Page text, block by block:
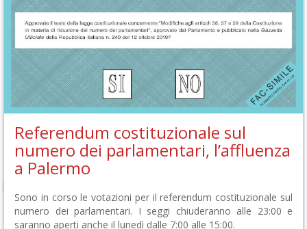
Referendum costituzionale sul
numero dei parlamentari, l’affluenza
a Palermo
Sono in corso le votazioni per il referendum costituzionale sul
numero dei parlamentari. I seggi chiuderanno alle 23:00 e
saranno aperti anche il lunedì dalle 7:00 alle 15:00.